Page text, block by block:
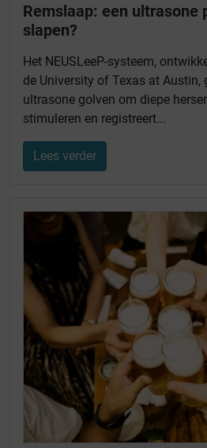
Remslaap: een ultrasone
slapen?
Het NEUSLeeP-systeem,
de University of Texas at Austin,
ultrasone golven om diepe
stimuleren en registreert...
Lees verder